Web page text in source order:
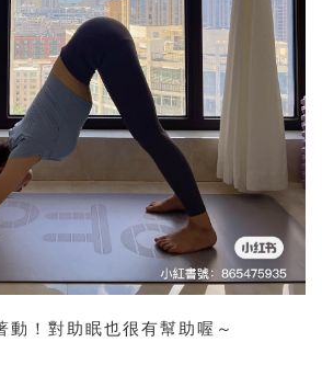
動！對助眠也很有幫助喔～